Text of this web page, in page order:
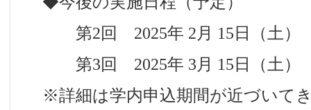
第2回 2025年 2月 15日（土）
第3回 2025年 3月 15日（土）
※詳細は学内申込期間が近づいて